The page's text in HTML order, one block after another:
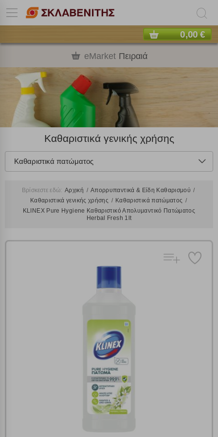
0,00 €
eMarket Πειραιά
Καθαριστικά γενικής χρήσης
Καθαριστικά πατώματος
Βρίσκεστε εδώ: Αρχική
Απορρυπαντικά & Είδη Καθαρισμού
Καθαριστικά γενικής χρήσης
Καθαριστικά πατώματος
KLINEX Pure Hygiene Καθαριστικό Απολυμαντικό Πατώματος
Herbal Fresh 1lt